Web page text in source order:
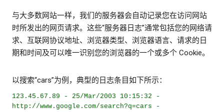
与大多数网站一样，我们的服务器会自动记录您在访问网站
时所发出的网页请求。这些“服务器日志”通常包括您的网络请
求、互联网协议地址、浏览器类型、浏览器语言、请求的日
期和时间及可以唯一识别您的浏览器的一个或多个 Cookie。
以搜索“cars”为例，典型的日志条目如下所示：
123.45.67.89 - 25/Mar/2003 10:15:32 -
http://www.google.com/search?q=cars -